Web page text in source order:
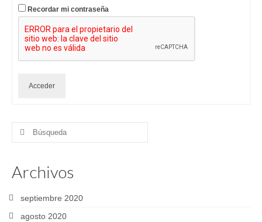
Recordar mi contraseña
Acceder
Buscar
Archivos
septiembre 2020
agosto 2020